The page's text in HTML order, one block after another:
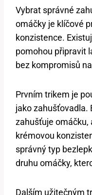
Vybrat správné
omáčky je klíčové
konzistence.
pomohou připravit
bez kompromisů
Prvním trikem je
jako zahušťovadla.
zahušťuje omáčku,
krémovou
správný typ
druhu omáčky,
Dalším užitečným